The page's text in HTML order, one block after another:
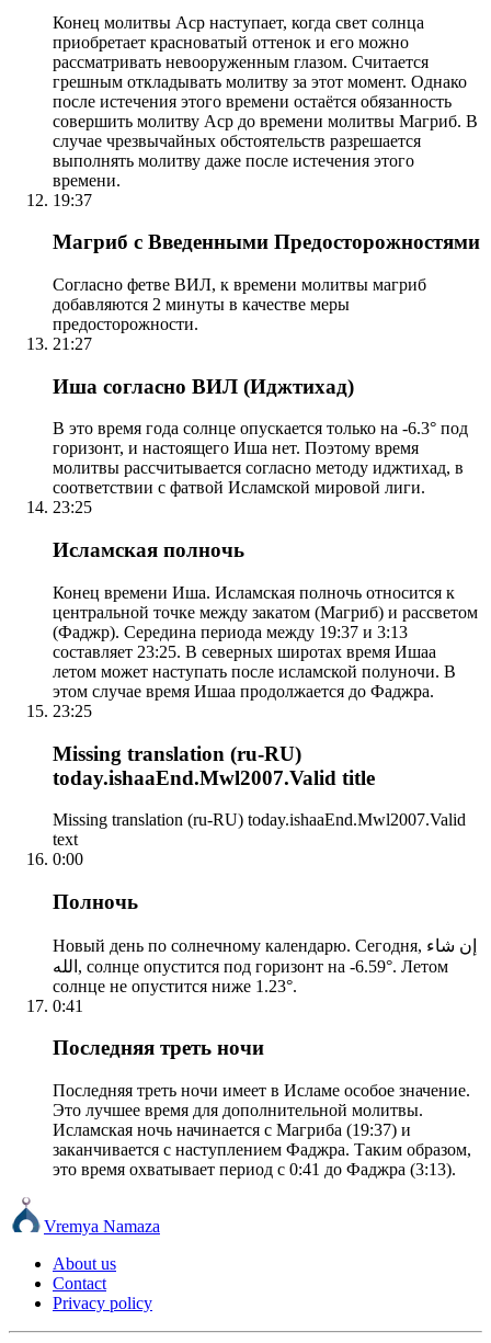
Конец молитвы Аср наступает, когда свет солнца
приобретает красноватый оттенок и его можно
рассматривать невооруженным глазом. Считается
грешным откладывать молитву за этот момент. Однако
после истечения этого времени остаётся обязанность
совершить молитву Аср до времени молитвы Магриб. В
случае чрезвычайных обстоятельств разрешается
выполнять молитву даже после истечения этого
времени.
19:37
Магриб с Введенными Предосторожностями
Согласно фетве ВИЛ, к времени молитвы магриб
добавляются 2 минуты в качестве меры
предосторожности.
21:27
Иша согласно ВИЛ (Иджтихад)
В это время года солнце опускается только на -6.3° под
горизонт, и настоящего Иша нет. Поэтому время
молитвы рассчитывается согласно методу иджтихад, в
соответствии с фатвой Исламской мировой лиги.
23:25
Исламская полночь
Конец времени Иша. Исламская полночь относится к
центральной точке между закатом (Магриб) и рассветом
(Фаджр). Середина периода между 19:37 и 3:13
составляет 23:25. В северных широтах время Ишаа
летом может наступать после исламской полуночи. В
этом случае время Ишаа продолжается до Фаджра.
23:25
Missing translation (ru-RU)
today.ishaaEnd.Mwl2007.Valid title
Missing translation (ru-RU) today.ishaaEnd.Mwl2007.Valid
text
0:00
Полночь
Новый день по солнечному календарю. Сегодня, إن شاء
الله, солнце опустится под горизонт на -6.59°. Летом
солнце не опустится ниже 1.23°.
0:41
Последняя треть ночи
Последняя треть ночи имеет в Исламе особое значение.
Это лучшее время для дополнительной молитвы.
Исламская ночь начинается с Магриба (19:37) и
заканчивается с наступлением Фаджра. Таким образом,
это время охватывает период с 0:41 до Фаджра (3:13).
Vremya Namaza
About us
Contact
Privacy policy